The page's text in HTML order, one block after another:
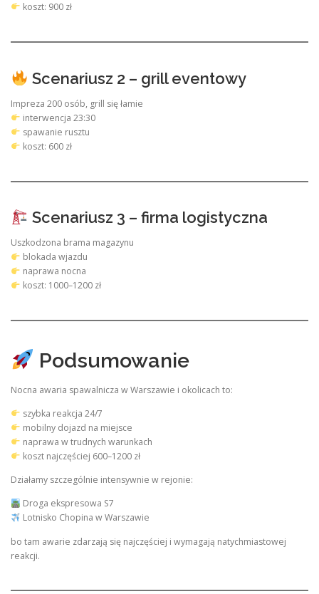
koszt: 900 zł
Scenariusz 2 – grill eventowy
Impreza 200 osób, grill się łamie
interwencja 23:30
spawanie rusztu
koszt: 600 zł
Scenariusz 3 – firma logistyczna
Uszkodzona brama magazynu
blokada wjazdu
naprawa nocna
koszt: 1000–1200 zł
Podsumowanie
Nocna awaria spawalnicza w Warszawie i okolicach to:
szybka reakcja 24/7
mobilny dojazd na miejsce
naprawa w trudnych warunkach
koszt najczęściej 600–1200 zł
Działamy szczególnie intensywnie w rejonie:
Droga ekspresowa S7
Lotnisko Chopina w Warszawie
bo tam awarie zdarzają się najczęściej i wymagają natychmiastowej
reakcji.